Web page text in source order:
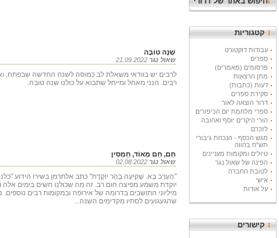
קטגוריות
עבודות דוקטורט
ספרים
פרסומים (מאמרים)
מתן הרצאות
דעות (כתבות)
סקירת ספרים
דרור הוצאה לאור
ספרי מלחמת יום הכיפורים
הורי היקרים יוסף ואהובה
לזכרם
מגש הכסף - הנכחת גיבורי
תש"ח בהווה
טיולים ומקומות מעניינים
הפינה של שאול נגר
לטובת החברה
אישי
על אודות
קישורים
שָׁנָה טוֹבָה
שאול נגר
לרבים יש בוודאי משאלת לב כמוסה לשנה החדשה שבפתח,
רבים. הנני מאחל ומייחל שתבוא על כולנו שנה טובה.
חַם, חַם מְאוֹד, חַמְסִין
שאול נגר
"הָעֶרֶב בָּא. שְׁקִיעָה בָּהָר יוֹקֶדֶת" כתב אלתרמן בשירו הידוע
יוקדת משמע מפיצה חום רב. זה מה שכולנו חשים בימים אלה
מיליוני התושבים בדרומה של אירופה ובמקומות רבים נוספים.
שהגעגועים לסתיו מקדימים השנה...